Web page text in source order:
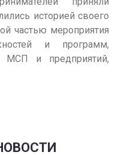
историей своего
частью мероприятия
и программ,
МСП и предприятий,